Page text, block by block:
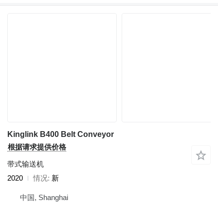
Kinglink B400 Belt Conveyor
根据请求提供价格
带式输送机
2020
情况 新
中国, Shanghai